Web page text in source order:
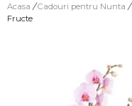
Acasa / Cadouri pentru Nunta /
Fructe